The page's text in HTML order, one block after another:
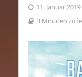
11. Januar 2019
3 Minuten zu